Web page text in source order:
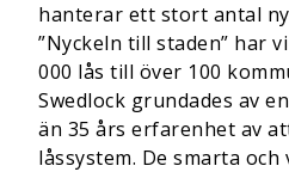
hanterar ett stort antal
”Nyckeln till staden” har
000 lås till över 100
Swedlock grundades av
än 35 års erfarenhet av
låssystem. De smarta och